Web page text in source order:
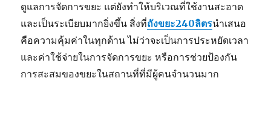
ดูแลการจัดการขยะ แต่ยังทำให้บริเวณที่ใช้งานสะอาด
และเป็นระเบียบมากยิ่งขึ้น สิ่งที่ถังขยะ240ลิตรนำเสนอ
คือความคุ้มค่าในทุกด้าน ไม่ว่าจะเป็นการประหยัดเวลา
และค่าใช้จ่ายในการจัดการขยะ หรือการช่วยป้องกัน
การสะสมของขยะในสถานที่ที่มีผู้คนจำนวนมาก